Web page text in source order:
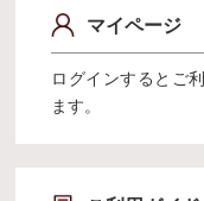
マイページ
ログインするとご
ます。